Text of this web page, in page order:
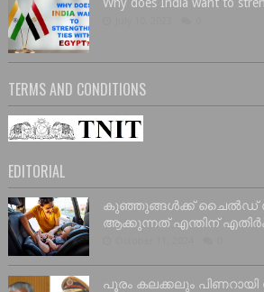
TERMS AND CONDITIONS
EDITORIAL
കുഞ്ഞുങ്ങൾക്ക് ചൈൽഡ്
ആക്കുന്നത് എന്തിന്
പൂരം കലക്കലും പിണറായി